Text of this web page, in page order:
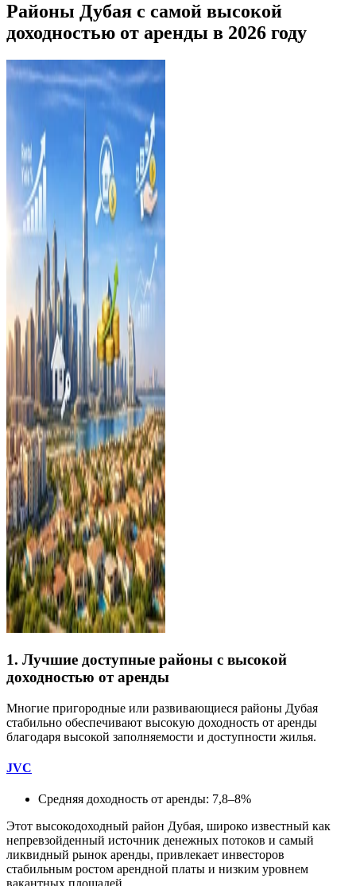
Районы Дубая с самой высокой
доходностью от аренды в 2026 году
1. Лучшие доступные районы с высокой
доходностью от аренды
Многие пригородные или развивающиеся районы Дубая
стабильно обеспечивают высокую доходность от аренды
благодаря высокой заполняемости и доступности жилья.
JVC
Средняя доходность от аренды: 7,8–8%
Этот высокодоходный район Дубая, широко известный как
непревзойденный источник денежных потоков и самый
ликвидный рынок аренды, привлекает инвесторов
стабильным ростом арендной платы и низким уровнем